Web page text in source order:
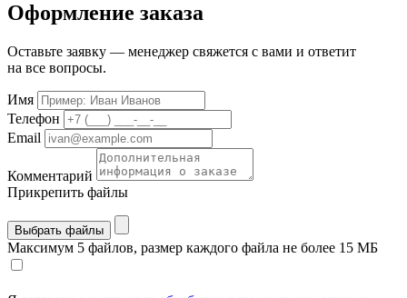
Оформление заказа
Оставьте заявку — менеджер свяжется с вами и ответит
на все вопросы.
Имя
Телефон
Email
Комментарий
Прикрепить файлы
Выбрать файлы
Максимум 5 файлов, размер каждого файла не более 15 МБ